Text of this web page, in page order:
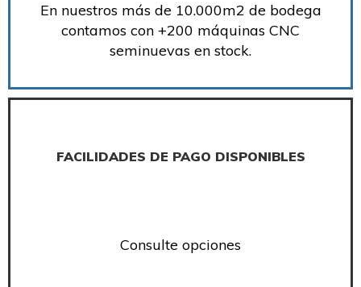
En nuestros más de 10.000m2 de bodega
contamos con +200 máquinas CNC
seminuevas en stock.
FACILIDADES DE PAGO DISPONIBLES
Consulte opciones